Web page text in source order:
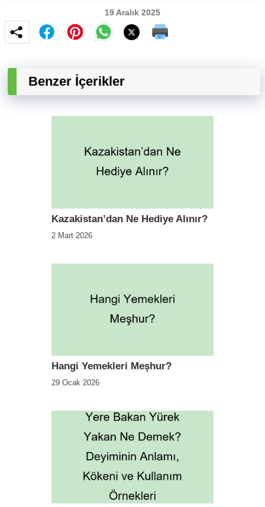
19 Aralık 2025
Benzer İçerikler
Kazakistan’dan Ne Hediye Alınır?
2 Mart 2026
Hangi Yemekleri Meşhur?
29 Ocak 2026